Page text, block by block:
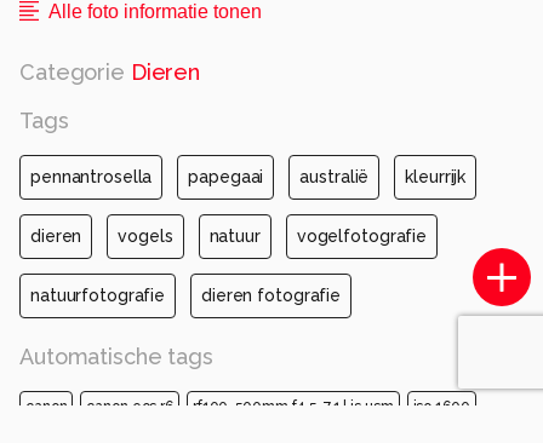
Alle foto informatie tonen
Categorie Dieren
Tags
pennantrosella papegaai australië kleurrijk
dieren vogels natuur vogelfotografie
natuurfotografie dieren fotografie
Automatische tags
canon canon eos r6 rf100-500mm f4.5-7.1 l is usm iso 1600